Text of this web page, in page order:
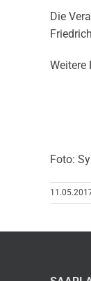
Die
Weitere
Foto: